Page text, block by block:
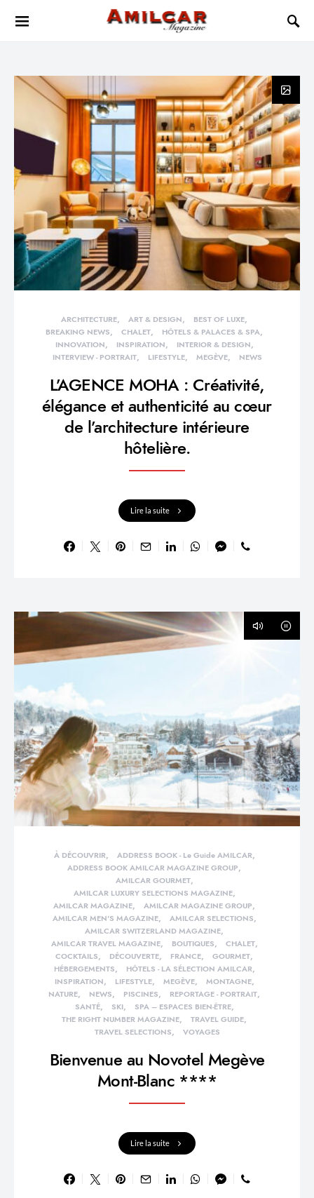
ARCHITECTURE ART & DESIGN
BEST OF LUXE
BREAKING NEWS
CHALET
HÔTELS & PALACES & SPA
INNOVATION
INSPIRATION
INTERIOR & DESIGN
INTERVIEW - PORTRAIT
LIFESTYLE MEGÈVE NEWS
L’AGENCE MOHA : Créativité,
élégance et authenticité au cœur
de l’architecture intérieure
hôtelière.
Lire la suite
À DÉCOUVRIR
ADDRESS BOOK - Le Guide AMILCAR
ADDRESS BOOK AMILCAR MAGAZINE GROUP
AMILCAR GOURMET
AMILCAR LUXURY SELECTIONS MAGAZINE
AMILCAR MAGAZINE
AMILCAR MAGAZINE GROUP
AMILCAR MEN'S MAGAZINE
AMILCAR SELECTIONS
AMILCAR SWITZERLAND MAGAZINE
AMILCAR TRAVEL MAGAZINE
BOUTIQUES
CHALET
COCKTAILS
DÉCOUVERTE FRANCE
GOURMET
HÉBERGEMENTS
HÔTELS - LA SÉLECTION AMILCAR
INSPIRATION
LIFESTYLE MEGÈVE
MONTAGNE
NATURE
NEWS PISCINES
REPORTAGE - PORTRAIT
SANTÉ
SKI
SPA – ESPACES BIEN-ÊTRE
THE RIGHT NUMBER MAGAZINE
TRAVEL GUIDE
TRAVEL SELECTIONS
VOYAGES
Bienvenue au Novotel Megève
Mont-Blanc ****
Lire la suite